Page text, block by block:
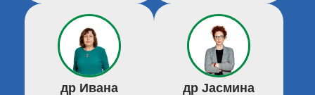
др Ивана
др Јасмина